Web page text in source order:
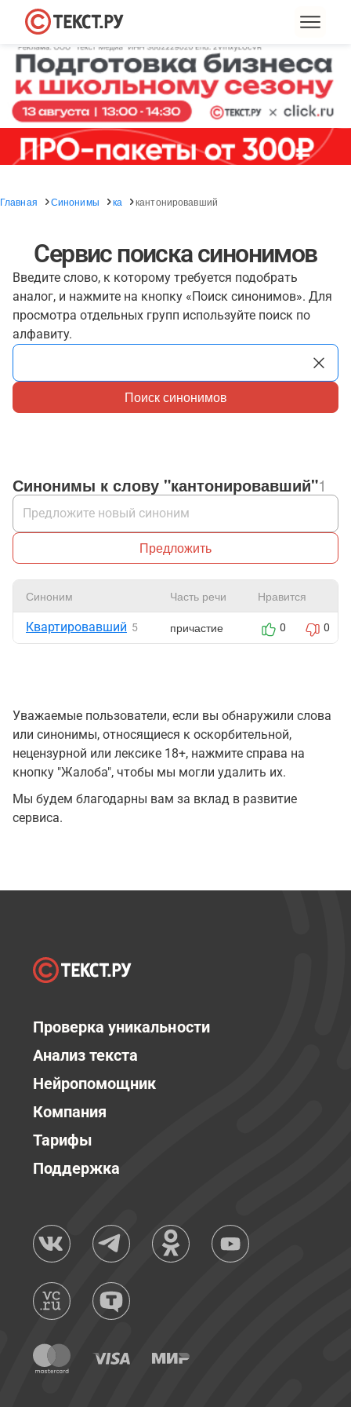
Главная Синонимы ка кантонировавший
Сервис поиска синонимов
Введите слово, к которому требуется подобрать
аналог, и нажмите на кнопку «Поиск синонимов». Для
просмотра отдельных групп используйте поиск по
алфавиту.
Поиск синонимов
Синонимы к слову "кантонировавший"1
Предложить
Синоним Часть речи Нравится
Квартировавший 5 причастие 0 0
Уважаемые пользователи, если вы обнаружили слова
или синонимы, относящиеся к оскорбительной,
нецензурной или лексике 18+, нажмите справа на
кнопку "Жалоба", чтобы мы могли удалить их.
Мы будем благодарны вам за вклад в развитие
сервиса.
Проверка уникальности
Анализ текста
Нейропомощник
Компания
Тарифы
Поддержка